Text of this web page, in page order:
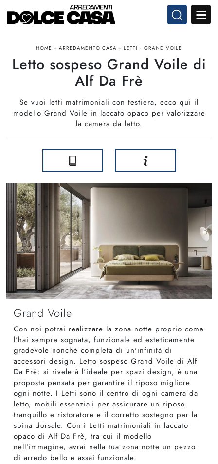
HOME - ARREDAMENTO CASA - LETTI - GRAND VOILE
Letto sospeso Grand Voile di
Alf Da Frè
Se vuoi letti matrimoniali con testiera, ecco qui il
modello Grand Voile in laccato opaco per valorizzare
la camera da letto.
Grand Voile
Con noi potrai realizzare la zona notte proprio come
l'hai sempre sognata, funzionale ed esteticamente
gradevole nonché completa di un'infinità di
accessori design. Letto sospeso Grand Voile di Alf
Da Frè: si rivelerà l'ideale per spazi design, è una
proposta pensata per garantire il riposo migliore
ogni notte. I Letti sono il centro di ogni camera da
letto, mobili essenziali per assicurare un riposo
tranquillo e ristoratore e il corretto sostegno per la
spina dorsale. Con i Letti matrimoniali in laccato
opaco di Alf Da Frè, tra cui il modello
nell'immagine, avrai nella tua zona notte un pezzo
di arredo bello e assai funzionale.